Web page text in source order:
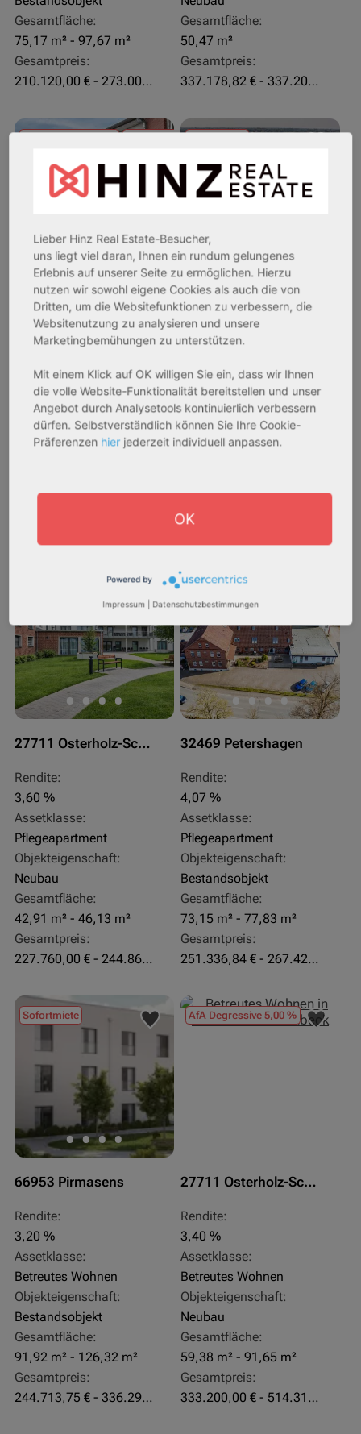
Gesamtfläche:
75,17 m² - 97,67 m²
Gesamtpreis:
210.120,00 € - 273.003,24 €
Gesamtfläche:
50,47 m²
Gesamtpreis:
337.178,82 € - 337.207,06 €
26969 Butjadingen
Rendite:
Assetklasse:
Pflegeapartment
Objekteigenschaft:
Bestandsobjekt
Gesamtpreis:
33415 Verl
Rendite:
Assetklasse:
Pflegeapartment
Objekteigenschaft:
Bestandsobjekt
AfA Degressive 5,00 %
27711 Osterholz-Scharmbeck
Rendite:
3,60 %
Assetklasse:
Pflegeapartment
Objekteigenschaft:
Neubau
Gesamtfläche:
42,91 m² - 46,13 m²
Gesamtpreis:
227.760,00 € - 244.860,00 €
Sofortmiete
32469 Petershagen
Rendite:
4,07 %
Assetklasse:
Pflegeapartment
Objekteigenschaft:
Bestandsobjekt
Gesamtfläche:
73,15 m² - 77,83 m²
Gesamtpreis:
251.336,84 € - 267.420,00 €
Sofortmiete
66953 Pirmasens
Rendite:
3,20 %
Assetklasse:
Betreutes Wohnen
Objekteigenschaft:
Bestandsobjekt
Gesamtfläche:
91,92 m² - 126,32 m²
Gesamtpreis:
244.713,75 € - 336.292 €
AfA Degressive 5,00 %
27711 Osterholz-Scharmbeck
Rendite:
3,40 %
Assetklasse:
Betreutes Wohnen
Objekteigenschaft:
Neubau
Gesamtfläche:
59,38 m² - 91,65 m²
Gesamtpreis:
333.200,00 € - 514.310,00 €
Lieber Hinz Real Estate-Besucher,
uns liegt viel daran, Ihnen ein rundum gelungenes
Erlebnis auf unserer Seite zu ermöglichen. Hierzu
nutzen wir sowohl eigene Cookies als auch die von
Dritten, um die Websitefunktionen zu verbessern, die
Websitenutzung zu analysieren und unsere
Marketingbemühungen zu unterstützen.
Mit einem Klick auf OK willigen Sie ein, dass wir Ihnen
die volle Website-Funktionalität bereitstellen und unser
Angebot durch Analysetools kontinuierlich verbessern
dürfen. Selbstverständlich können Sie Ihre Cookie-
Präferenzen hier jederzeit individuell anpassen.
OK
Powered by
Impressum Datenschutzbestimmungen